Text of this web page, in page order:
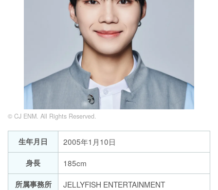
© CJ ENM. All Rights Reserved.
生年月日
2005年1月10日
身長
185cm
所属事務所
JELLYFISH ENTERTAINMENT